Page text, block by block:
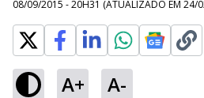
08/09/2015 - 20H31 (ATUALIZADO EM 24/
A+ A-